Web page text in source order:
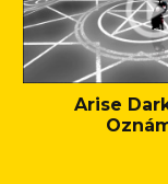
Arise